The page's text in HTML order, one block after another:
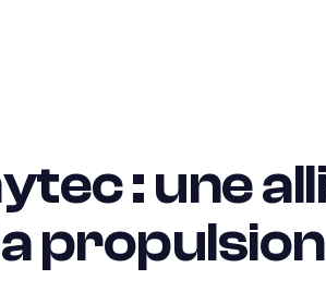
: une